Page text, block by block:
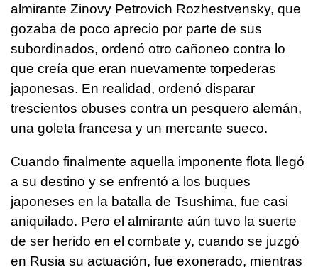
almirante Zinovy Petrovich Rozhestvensky, que
gozaba de poco aprecio por parte de sus
subordinados, ordenó otro cañoneo contra lo
que creía que eran nuevamente torpederas
japonesas. En realidad, ordenó disparar
trescientos obuses contra un pesquero alemán,
una goleta francesa y un mercante sueco.
Cuando finalmente aquella imponente flota llegó
a su destino y se enfrentó a los buques
japoneses en la batalla de Tsushima, fue casi
aniquilado. Pero el almirante aún tuvo la suerte
de ser herido en el combate y, cuando se juzgó
en Rusia su actuación, fue exonerado, mientras